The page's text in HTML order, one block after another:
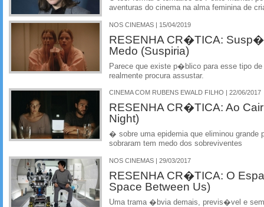
aventuras do cinema na alma feminina de
NOS CINEMAS | 15/04/2019
RESENHA CR�TICA:
Medo (Suspiria)
Parece que existe p�blico para esse tipo
realmente procura assustar.
CINEMA COM RUBENS EWALD FILHO | 22/06/2017
RESENHA CR�TICA: Ao
Night)
� sobre uma epidemia que eliminou
sobraram tem medo dos sobreviventes
NOS CINEMAS | 29/03/2017
RESENHA CR�TICA: O
Space Between Us)
Uma trama �bvia demais, previs�vel e